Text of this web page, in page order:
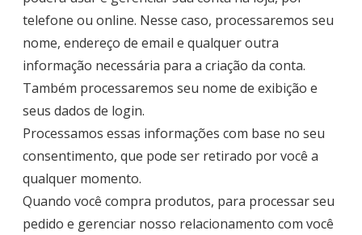
telefone ou online. Nesse caso, processaremos seu
nome, endereço de email e qualquer outra
informação necessária para a criação da conta.
Também processaremos seu nome de exibição e
seus dados de login.
Processamos essas informações com base no seu
consentimento, que pode ser retirado por você a
qualquer momento.
Quando você compra produtos, para processar seu
pedido e gerenciar nosso relacionamento com você